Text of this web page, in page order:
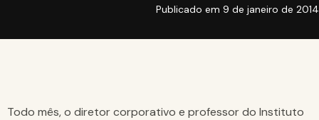
Publicado em 9 de janeiro de 2014
Todo mês, o diretor corporativo e professor do Instituto